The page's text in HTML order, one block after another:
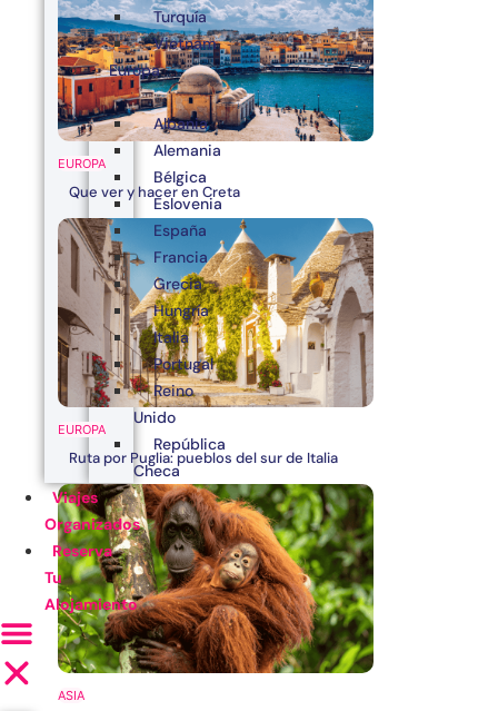
EUROPA
Que ver y hacer en Creta
EUROPA
Ruta por Puglia: pueblos del sur de Italia
ASIA
Turquía
Vietnam
Europa
Albania
Alemania
Bélgica
Eslovenia
España
Francia
Grecia
Hungría
Italia
Portugal
Reino
Unido
República
Checa
Viajes
Organizados
Reserva
Tu
Alojamiento